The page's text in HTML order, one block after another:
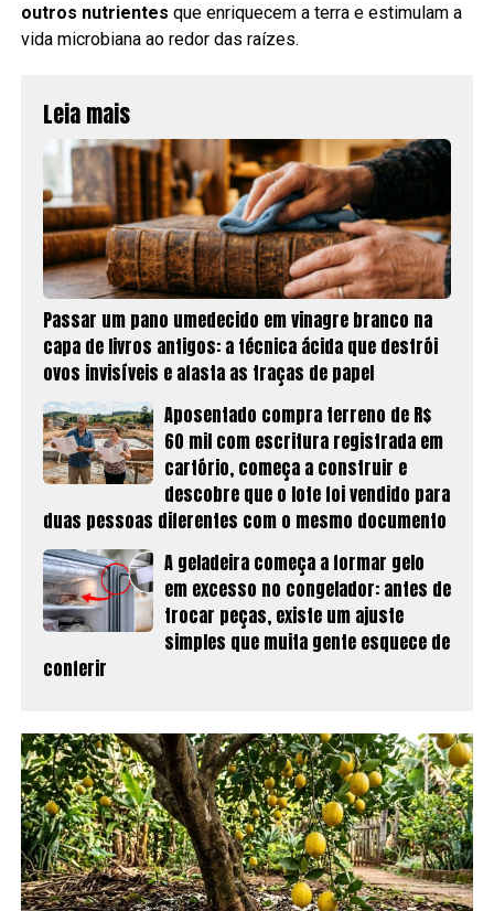
outros nutrientes que enriquecem a terra e estimulam a
vida microbiana ao redor das raízes.
Leia mais
Passar um pano umedecido em vinagre branco na
capa de livros antigos: a técnica ácida que destrói
ovos invisíveis e afasta as traças de papel
Aposentado compra terreno de R$
60 mil com escritura registrada em
cartório, começa a construir e
descobre que o lote foi vendido para
duas pessoas diferentes com o mesmo documento
A geladeira começa a formar gelo
em excesso no congelador: antes de
trocar peças, existe um ajuste
simples que muita gente esquece de
conferir